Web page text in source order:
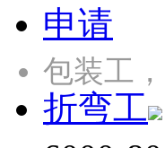
申请
包装工
折弯工